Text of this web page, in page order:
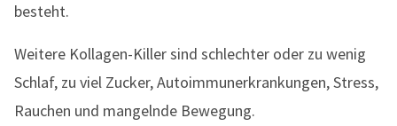
besteht.
Weitere Kollagen-Killer sind schlechter oder zu wenig
Schlaf, zu viel Zucker, Autoimmunerkrankungen, Stress,
Rauchen und mangelnde Bewegung.